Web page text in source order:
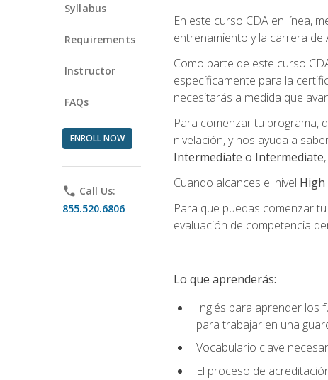
Syllabus
Requirements
Instructor
FAQs
ENROLL NOW
phone Call Us:
855.520.6806
En este curso CDA en línea,
entrenamiento y la carrera
Como parte de este curso
específicamente para la
necesitarás a medida que
Para comenzar tu programa,
nivelación, y nos ayuda a
Intermediate o Intermediate
Cuando alcances el nivel
Para que puedas comenzar
evaluación de competencia
Lo que aprenderás:
Inglés para aprender los
para trabajar en una
Vocabulario clave
El proceso de